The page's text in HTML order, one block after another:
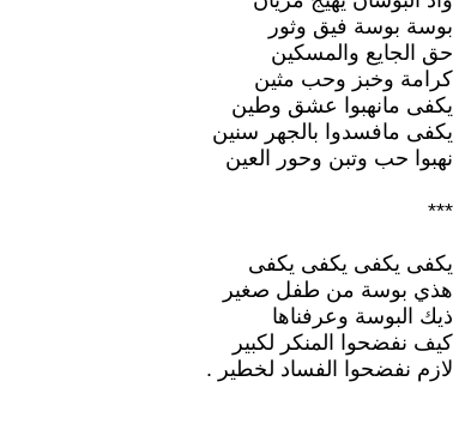
بوسة بوسة فيق وثور
حق الجايع والمسكين
كرامة وخبز وحب مثين
يكفى مانهبوا عشق وطين
يكفى مافسدوا بالجهر سنين
نهبوا حب وتبن وحور العين
***
يكفى يكفى يكفى يكفى
هذي بوسة من طفل صغير
ذيك البوسة وعرفناها
كيف نفضحوا المنكر لكبير
لازم نفضحوا الفساد لخطير .